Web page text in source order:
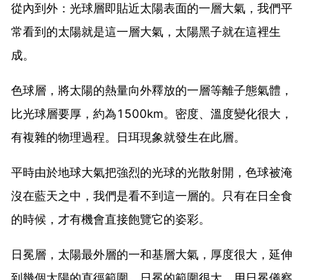
從內到外：光球層即貼近太陽表面的一層大氣，我們平
常看到的太陽就是這一層大氣，太陽黑子就在這裡生
成。
色球層，將太陽的熱量向外釋放的一層等離子態氣體，
比光球層要厚，約為1500km。密度、溫度變化很大，
有複雜的物理過程。日珥現象就發生在此層。
平時由於地球大氣把強烈的光球的光散射開，色球被淹
沒在藍天之中，我們是看不到這一層的。只有在日全食
的時候，才有機會直接飽覽它的姿彩。
日冕層，太陽最外層的一和基層大氣，厚度很大，延伸